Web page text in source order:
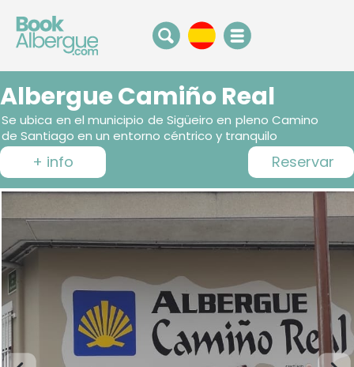
Albergue Camiño Real
Se ubica en el municipio de Sigüeiro en pleno Camino
de Santiago en un entorno céntrico y tranquilo
+ info Reservar